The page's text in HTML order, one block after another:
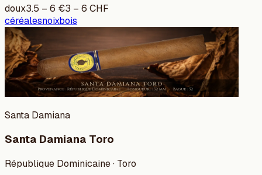
doux3.5 – 6 €3 – 6 CHF
céréalesnoixbois
Santa Damiana
Santa Damiana Toro
République Dominicaine · Toro